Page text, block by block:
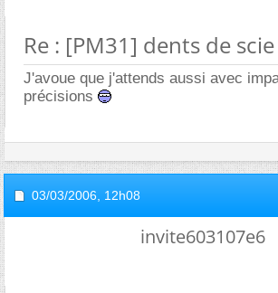
Re : [PM31] dents de scie
J'avoue que j'attends aussi avec
précisions
03/03/2006, 12h08
invite603107e6